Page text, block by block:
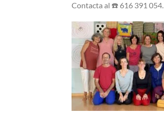
Contacta al ☎️ 616 391 054.